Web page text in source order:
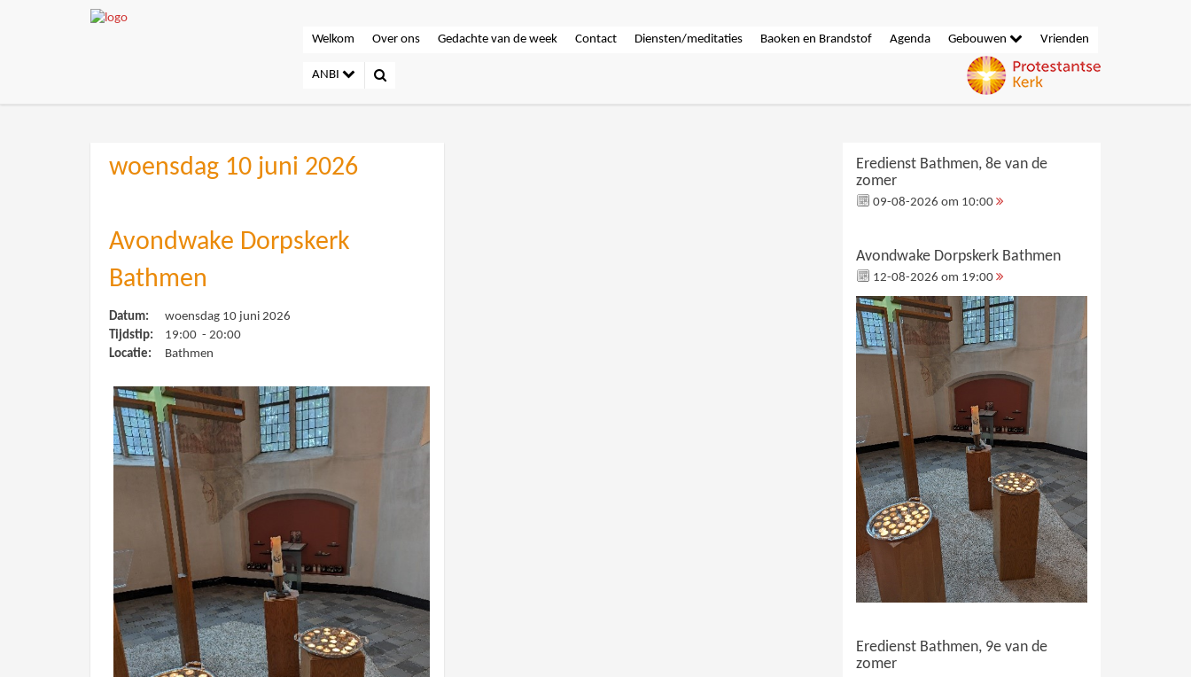
Welkom Over ons Gedachte van de week Contact Diensten/meditaties Baoken en Brandstof Agenda Gebouwen Vrienden
ANBI
woensdag 10 juni 2026
Avondwake Dorpskerk
Bathmen
Datum:
woensdag 10 juni 2026
Tijdstip:
19:00 - 20:00
Locatie:
Bathmen
Eredienst Bathmen, 8e van de
zomer
09-08-2026 om 10:00
Avondwake Dorpskerk Bathmen
12-08-2026 om 19:00
Eredienst Bathmen, 9e van de
zomer